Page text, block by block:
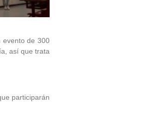
evento de 300
así que trata
participarán